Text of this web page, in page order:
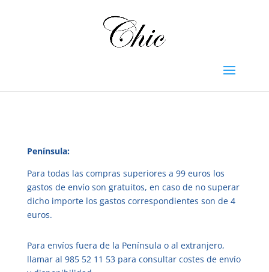
Península:
Para todas las compras superiores a 99 euros los
gastos de envío son gratuitos, en caso de no superar
dicho importe los gastos correspondientes son de 4
euros.
Para envíos fuera de la Península o al extranjero,
llamar al 985 52 11 53 para consultar costes de envío